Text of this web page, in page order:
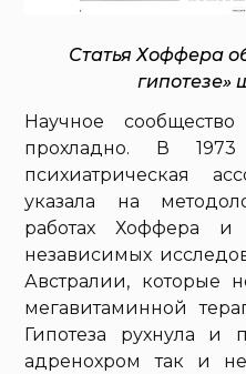
Статья Хоффера
гипотезе»
Научное
прохладно. В 1973
психиатрическая
указала на
работах Хоффера
независимых
Австралии, которые
мегавитаминной
Гипотеза рухнула
адренохром так и